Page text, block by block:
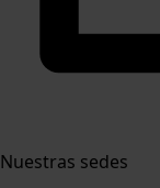
Nuestras sedes